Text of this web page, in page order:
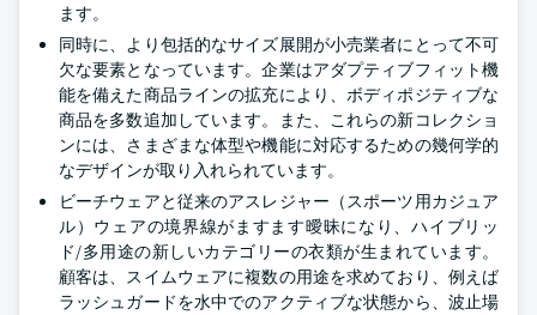
ます。
同時に、より包括的なサイズ展開が小売業者にとって不可
欠な要素となっています。企業はアダプティブフィット機
能を備えた商品ラインの拡充により、ボディポジティブな
商品を多数追加しています。また、これらの新コレクショ
ンには、さまざまな体型や機能に対応するための幾何学的
なデザインが取り入れられています。
ビーチウェアと従来のアスレジャー（スポーツ用カジュア
ル）ウェアの境界線がますます曖昧になり、ハイブリッ
ド/多用途の新しいカテゴリーの衣類が生まれています。
顧客は、スイムウェアに複数の用途を求めており、例えば
ラッシュガードを水中でのアクティブな状態から、波止場